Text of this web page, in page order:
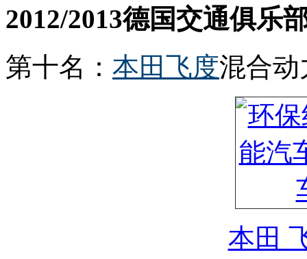
2012/2013德国交通俱乐
第十名： 本田 飞度混合动
本田